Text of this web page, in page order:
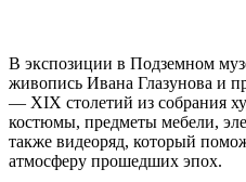
В экспозиции в Подземном
живопись Ивана Глазунова и
— XIX столетий из собрания
костюмы, предметы мебели,
также видеоряд, который
атмосферу прошедших эпох.